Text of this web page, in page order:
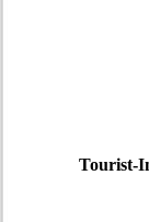
Tourist-